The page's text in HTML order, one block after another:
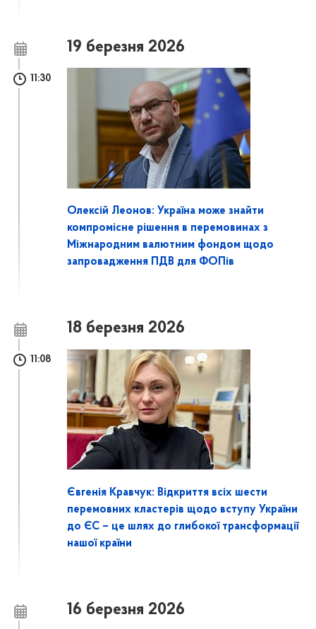
19 березня 2026
11:30
Олексій Леонов: Україна може знайти
компромісне рішення в перемовинах з
Міжнародним валютним фондом щодо
запровадження ПДВ для ФОПів
18 березня 2026
11:08
Євгенія Кравчук: Відкриття всіх шести
перемовних кластерів щодо вступу України
до ЄС – це шлях до глибокої трансформації
нашої країни
16 березня 2026